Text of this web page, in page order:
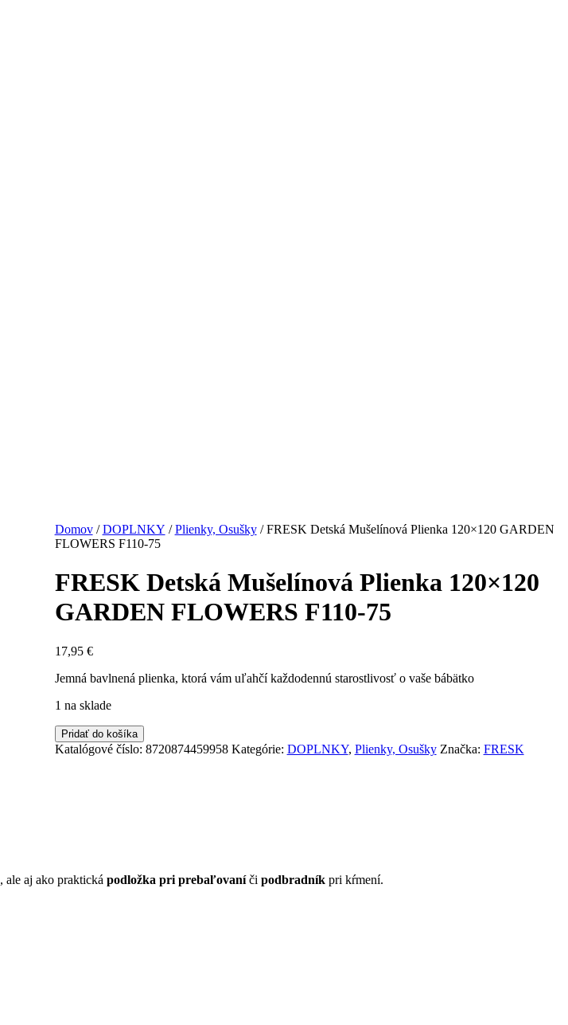
Domov/DOPLNKY /Plienky, Osušky/ FRESK Detská Mušelínová Plienka 120×120 GARDEN
FLOWERS F110-75
FRESK Detská Mušelínová Plienka 120×120
GARDEN FLOWERS F110-75
17,95 €
Jemná bavlnená plienka, ktorá vám uľahčí každodennú starostlivosť o vaše bábätko
1 na sklade
množstvo
FRESK
Pridať do košíka
Katalógové číslo: 8720874459958 Kategórie: DOPLNKY, Plienky, Osušky Značka: FRESK
, ale aj ako praktická podložka pri prebaľovaníči podbradník pri kŕmení.